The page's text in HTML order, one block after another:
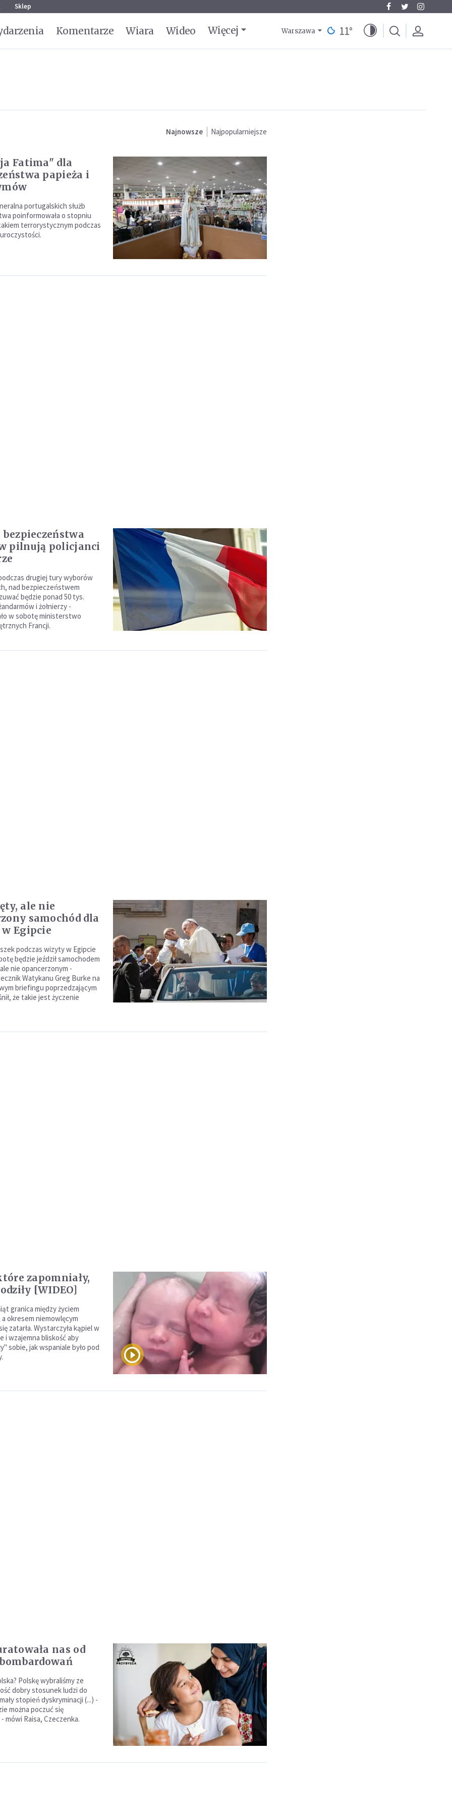
Sklep
Komentarze Wiara Wideo Więcej Warszawa 11°
Najnowsze Najpopularniejsze
Fatima" dla
papieża i
portugalskich służb
poinformowała o stopniu
terrorystycznym podczas
bezpieczeństwa
pilnują policjanci
drugiej tury wyborów
nad bezpieczeństwem
będzie ponad 50 tys.
i żołnierzy -
w sobotę ministerstwo
Francji.
ale nie
samochód dla
Egipcie
podczas wizyty w Egipcie
będzie jeździł samochodem
nie opancerzonym -
Watykanu Greg Burke na
briefingu poprzedzającym
że takie jest życzenie
zapomniały,
[WIDEO]
granica między życiem
okresem niemowlęcym
zatarła. Wystarczyła kąpiel w
i wzajemna bliskość aby
sobie, jak wspaniale było pod
nas od
Polskę wybraliśmy ze
dobry stosunek ludzi do
stopień dyskryminacji (...) -
można poczuć się
mówi Raisa, Czeczenka.